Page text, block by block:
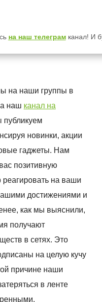
на наш телеграмканал! И
на наши группы в
наш канал на
новинки, акции
гаджеты. Нам
позитивную
реагировать на ваши
достижениями и
как мы выяснили,
получают
в сетях. Это
на целую кучу
причине наши
в ленте